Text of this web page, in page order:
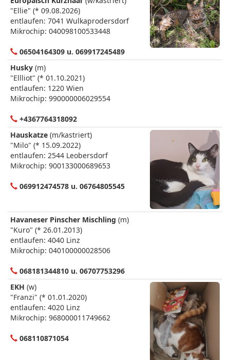
"Ellie" (* 09.08.2026)
entlaufen: 7041 Wulkaprodersdorf
Mikrochip: 040098100533448
06504164309 u. 069917245489
Husky (m)
"Ellliot" (* 01.10.2021)
entlaufen: 1220 Wien
Mikrochip: 990000006029554
+4367764318092
Hauskatze (m/kastriert)
"Milo" (* 15.09.2022)
entlaufen: 2544 Leobersdorf
Mikrochip: 900133000689653
069912474578 u. 06764805545
Havaneser Pinscher Mischling (m)
"Kuro" (* 26.01.2013)
entlaufen: 4040 Linz
Mikrochip: 040100000028506
068181344810 u. 06707753296
EKH (w)
"Franzi" (* 01.01.2020)
entlaufen: 4020 Linz
Mikrochip: 968000011749662
068110871054